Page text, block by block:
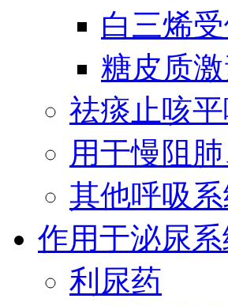
白三烯
糖皮质
祛痰止咳
用于慢阻
其他呼吸
作用于泌尿
利尿药